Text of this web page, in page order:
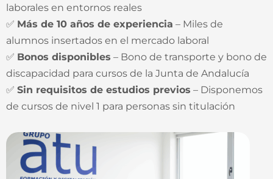
laborales en entornos reales
✅ Más de 10 años de experiencia – Miles de
alumnos insertados en el mercado laboral
✅ Bonos disponibles – Bono de transporte y bono de
discapacidad para cursos de la Junta de Andalucía
✅ Sin requisitos de estudios previos – Disponemos
de cursos de nivel 1 para personas sin titulación